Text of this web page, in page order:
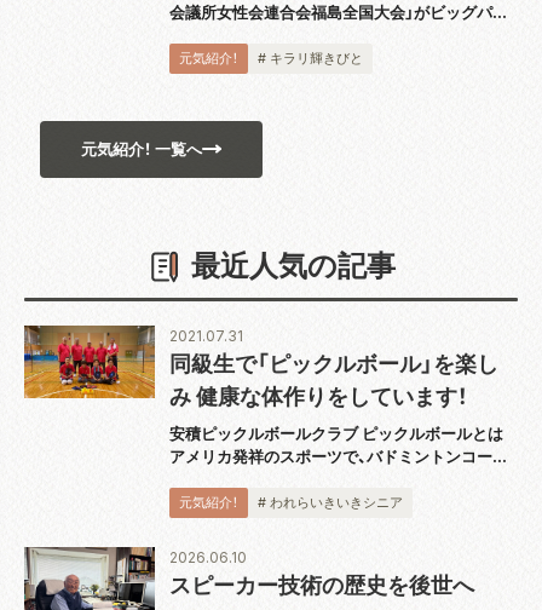
会議所女性会連合会福島全国大会」がビッグパレ
工会議所女性会では、記念バッジを制作販売し、そ
の売上金の一部を本の購...
元気紹介！ # キラリ輝きびと
元気紹介！ 一覧へ
最近人気の記事
同級生で「ピックルボール」を楽し
み 健康な体作りをしています！
安積ピックルボールクラブ ピックルボールとは
アメリカ発祥のスポーツで、バドミントンコート
ケットを使用し、穴あきのプラスチックボールを
打ち合うスポーツです。運動としても緩すぎず
激...
元気紹介！ # われらいきいきシニア
2021.07.31
スピーカー技術の歴史を後世へ
2026.06.10